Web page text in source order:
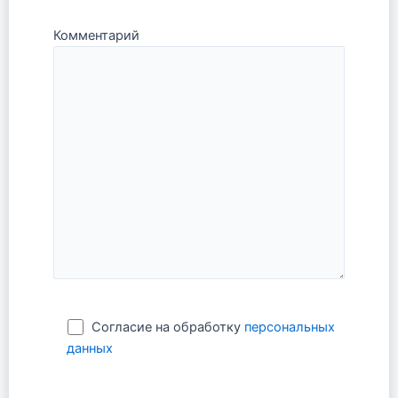
Комментарий
Согласие на обработку персональных
данных